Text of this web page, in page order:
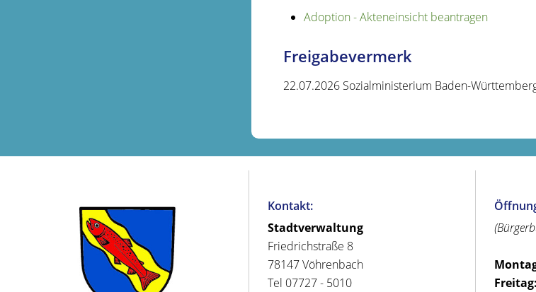
Adoption - Akteneinsicht beantragen
Freigabevermerk
22.07.2026 Sozialministerium Baden-
Kontakt:
Stadtverwaltung
Friedrichstraße 8
78147 Vöhrenbach
Tel 07727 - 5010
Freitag: